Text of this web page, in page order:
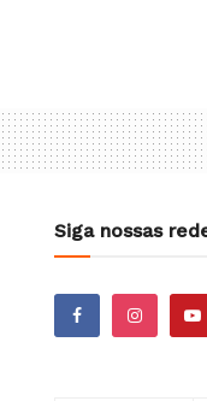
Siga nossas